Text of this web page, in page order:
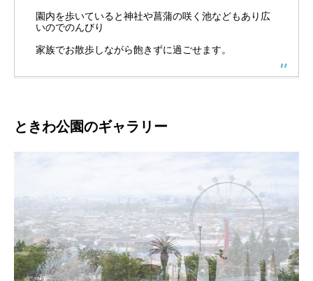
園内を歩いていると神社や菖蒲の咲く池などもあり広
いのでのんびり
家族でお散歩しながら飽きずに過ごせます。
ときわ公園のギャラリー